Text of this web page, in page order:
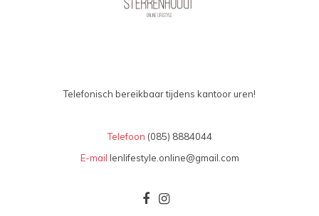
Telefonisch bereikbaar tijdens kantoor uren!
Telefoon (085) 8884044
E-mail lenlifestyle.online@gmail.com